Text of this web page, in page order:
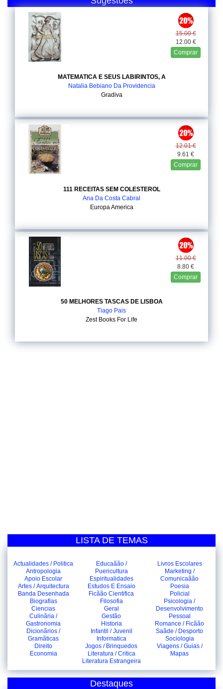
15.00 €
12.00 €
Comprar
MATEMATICA E SEUS LABIRINTOS, A
Natalia Bebiano Da Providencia
Gradiva
12.01 €
9.61 €
Comprar
111 RECEITAS SEM COLESTEROL
Ana Da Costa Cabral
Europa America
11.00 €
8.80 €
Comprar
50 MELHORES TASCAS DE LISBOA
Tiago Pais
Zest Books For Life
LISTA DE TEMAS
Actualidades / Politica
Antropologia
Apoio Escolar
Artes / Arquitectura
Banda Desenhada
Biografias
Ciencias
Culinãria /
Gastronomia
Dicionãrios /
Gramãticas
Direito
Economia
Educaãão /
Puericultura
Espiritualidades
Estudos E Ensaio
Ficãão Cientifica
Filosofia
Geral
Gestão
Historia
Infantil / Juvenil
Informatica
Jogos / Brinquedos
Literatura / Critica
Literatura Estrangeira
Livros Escolares
Marketing /
Comunicaãão
Poesia
Policial
Psicologia /
Desenvolvimento
Pessoal
Romance / Ficãão
Saãde / Desporto
Sociologia
Viagens / Guias /
Mapas
Destaques